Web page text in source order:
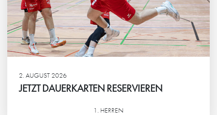
2. AUGUST 2026
JETZT DAUERKARTEN RESERVIEREN
1. HERREN